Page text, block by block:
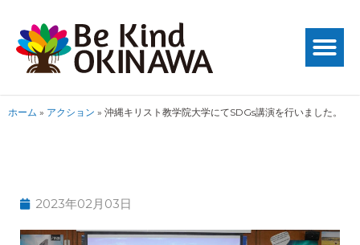
ホーム » アクション » 沖縄キリスト教学院大学にてSDGs講演を行いました。
2023年02月03日